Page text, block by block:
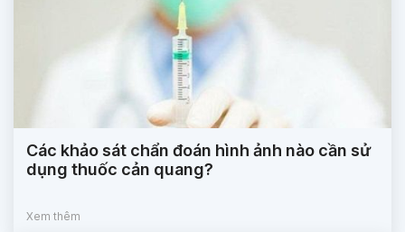
Các khảo sát chẩn đoán hình ảnh nào cần sử
dụng thuốc cản quang?
Xem thêm